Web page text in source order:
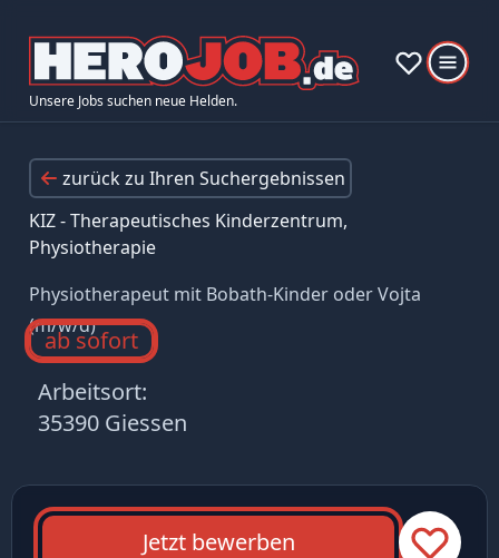
Unsere Jobs suchen neue Helden.
zurück zu Ihren Suchergebnissen
KIZ - Therapeutisches Kinderzentrum,
Physiotherapie
Physiotherapeut mit Bobath-Kinder oder Vojta
(m/w/d)
ab sofort
Arbeitsort:
35390 Giessen
Jetzt bewerben